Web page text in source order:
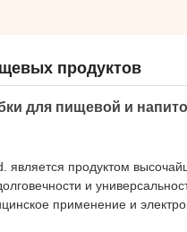
продуктов
для пищевой и
является продуктом
и
применение и